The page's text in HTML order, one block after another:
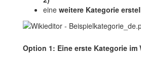
eine weitere Kategorie
Option 1: Eine erste Kategorie im